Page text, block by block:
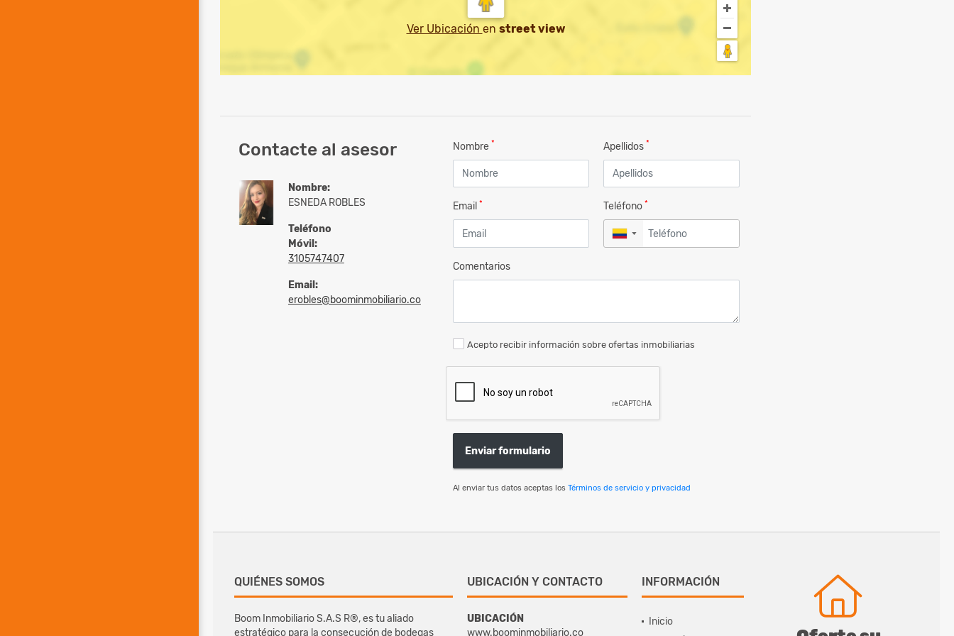
Ver Ubicación en street view
Contacte al asesor
Nombre:
ESNEDA ROBLES
Teléfono
Móvil:
3105747407
Email:
erobles@boominmobiliario.co
Nombre * Apellidos *
Email * Teléfono *
▼
Comentarios
Acepto recibir información sobre ofertas inmobiliarias
Enviar formulario
Al enviar tus datos aceptas los Términos de servicio y privacidad
QUIÉNES SOMOS
Boom Inmobiliario S.A.S R®, es tu aliado
estratégico para la consecución de bodegas
UBICACIÓN Y CONTACTO
UBICACIÓN
www.boominmobiliario.co
INFORMACIÓN
Inicio